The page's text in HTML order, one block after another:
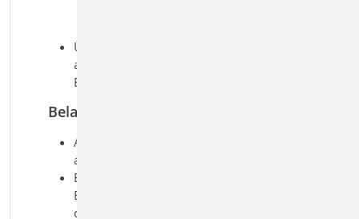
Übernahmen zum Detailnachweis
aus BauStatik-Positionen und
EuroSta.stahl-Modellen
Belastung
Auflagerkraft (V
anzuschließenden Profil
Berücksichtigung des
Exzentrizitätsmomentes (M
des Torsionsmomentes (M